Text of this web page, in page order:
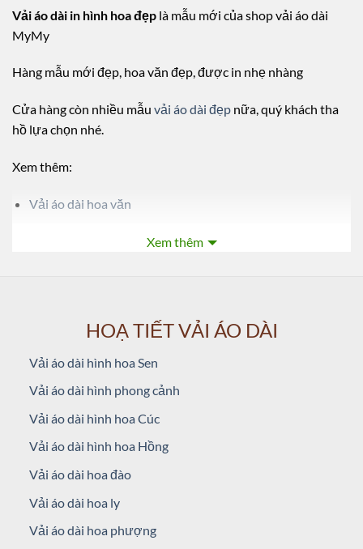
Vải áo dài in hình hoa đẹp là mẫu mới của shop vải áo dài
MyMy
Hàng mẫu mới đẹp, hoa văn đẹp, được in nhẹ nhàng
Cửa hàng còn nhiều mẫu vải áo dài đẹp nữa, quý khách tha
hồ lựa chọn nhé.
Xem thêm:
Vải áo dài hoa văn
Xem thêm
HOẠ TIẾT VẢI ÁO DÀI
Vải áo dài hình hoa Sen
Vải áo dài hình phong cảnh
Vải áo dài hình hoa Cúc
Vải áo dài hình hoa Hồng
Vải áo dài hoa đào
Vải áo dài hoa ly
Vải áo dài hoa phượng